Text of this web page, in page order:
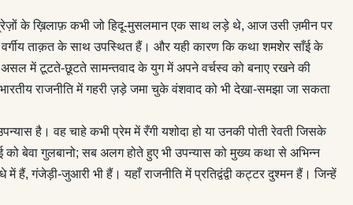
अँग्रेज़ों के ख़‍िलाफ़ कभी जो हिदू-मुसलमान एक साथ लड़े थे, आज उसी ज़मीन पर
ताक़त के साथ उपस्थित हैं। और यही कारण कि कथा शमशेर साँई के
में टूटते-छूटते सामन्तवाद के युग में अपने वर्चस्व को बनाए रखने की
राजनीति में गहरी ज़ड़े जमा चुके वंशवाद को भी देखा-समझा जा सकता
है। वह चाहे कभी प्रेम में रँगी यशोदा हो या उनकी पोती रेवती जिसके
बेवा गुलबानो; सब अलग होते हुए भी उपन्यास को मुख्य कथा से अभिन्न
गंजेड़ी-जुआरी भी हैं। यहाँ राजनीति में प्रतिद्वंद्वी कट्टर दुश्मन हैं। जिन्हें